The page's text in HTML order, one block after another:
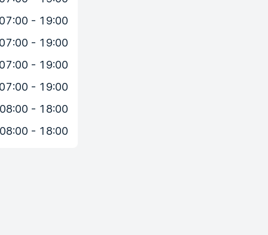
07:00 - 19:00
07:00 - 19:00
07:00 - 19:00
07:00 - 19:00
08:00 - 18:00
08:00 - 18:00